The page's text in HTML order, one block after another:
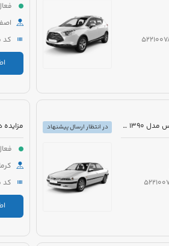
کد
مزایده دولتی خودرو پژو پارس مدل 1390 رنگ سفید
در انتظار ارسال پیشنهاد
کد